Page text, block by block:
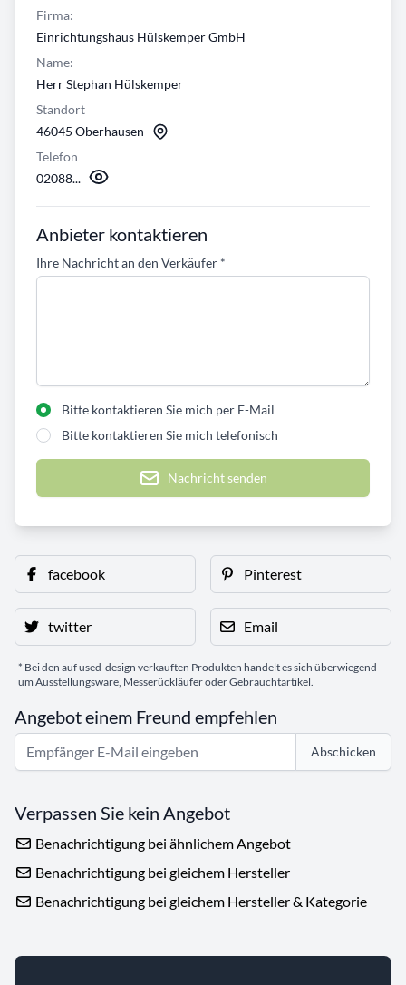
Firma:
Einrichtungshaus Hülskemper GmbH
Name:
Herr Stephan Hülskemper
Standort
46045 Oberhausen
Telefon
02088...
Anbieter kontaktieren
Ihre Nachricht an den Verkäufer *
Bitte kontaktieren Sie mich per E-Mail
Bitte kontaktieren Sie mich telefonisch
Nachricht senden
facebook Pinterest
twitter Email
* Bei den auf used-design verkauften Produkten handelt es sich überwiegend
um Ausstellungsware, Messerückläufer oder Gebrauchtartikel.
Angebot einem Freund empfehlen
Abschicken
Verpassen Sie kein Angebot
Benachrichtigung bei ähnlichem Angebot
Benachrichtigung bei gleichem Hersteller
Benachrichtigung bei gleichem Hersteller & Kategorie